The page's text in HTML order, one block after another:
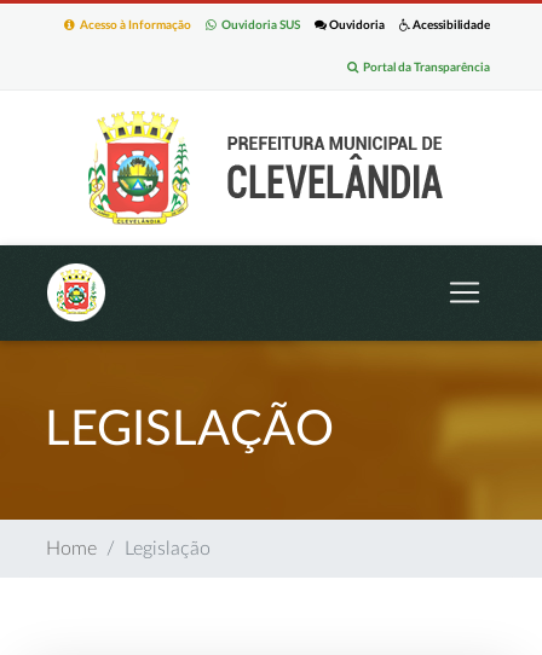
Acessibilidade
Ouvidoria
Ouvidoria SUS
Acesso à Informação
Portal da Transparência
LEGISLAÇÃO
Home Legislação